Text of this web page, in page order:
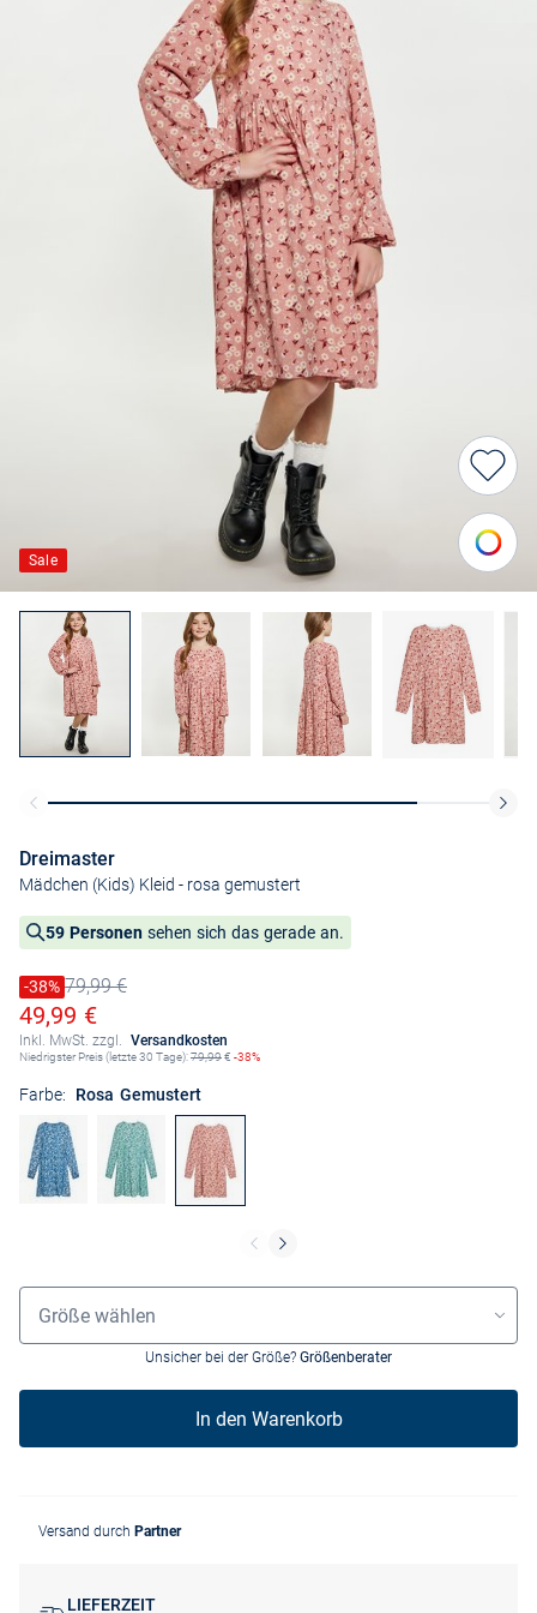
Sale
Dreimaster
Mädchen (Kids) Kleid - rosa gemustert
59 Personen sehen sich das gerade an.
Preis reduziert um
-38%
Alter Preis79,99 €
Ermäßigter Preis
49,99 €
Inkl. MwSt. zzgl. Versandkosten
Niedrigster Preis (letzte 30 Tage):79,99€ -38%
Farbe: Rosa Gemustert
Größenauswahl
Größe wählen
Unsicher bei der Größe? Größenberater
In den Warenkorb
Versand durch Partner
LIEFERZEIT